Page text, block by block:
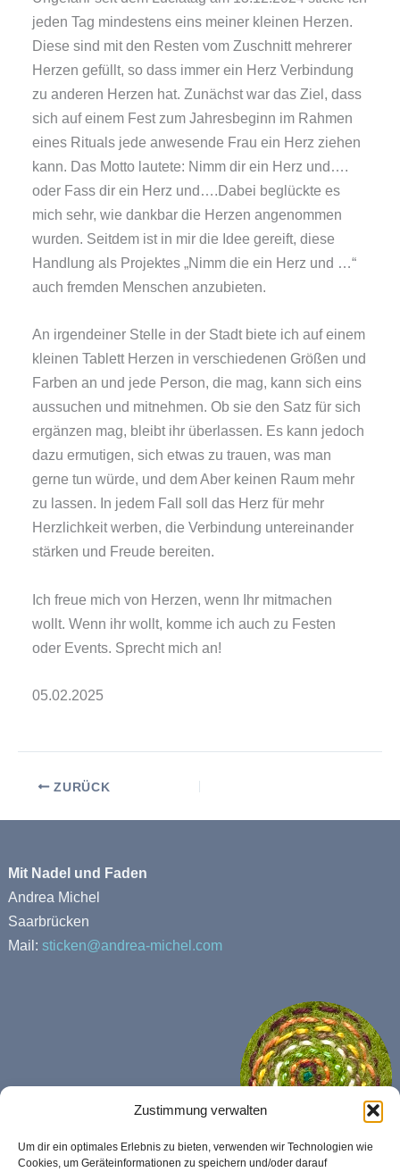
Zustimmung verwalten
Um dir ein optimales Erlebnis zu bieten, verwenden wir Technologien wie
Cookies, um Geräteinformationen zu speichern und/oder darauf
jeden Tag mindestens eins meiner kleinen Herzen.
Diese sind mit den Resten vom Zuschnitt mehrerer
Herzen gefüllt, so dass immer ein Herz Verbindung
zu anderen Herzen hat. Zunächst war das Ziel, dass
sich auf einem Fest zum Jahresbeginn im Rahmen
eines Rituals jede anwesende Frau ein Herz ziehen
kann. Das Motto lautete: Nimm dir ein Herz und….
oder Fass dir ein Herz und….Dabei beglückte es
mich sehr, wie dankbar die Herzen angenommen
wurden. Seitdem ist in mir die Idee gereift, diese
Handlung als Projektes „Nimm die ein Herz und …“
auch fremden Menschen anzubieten.
An irgendeiner Stelle in der Stadt biete ich auf einem
kleinen Tablett Herzen in verschiedenen Größen und
Farben an und jede Person, die mag, kann sich eins
aussuchen und mitnehmen. Ob sie den Satz für sich
ergänzen mag, bleibt ihr überlassen. Es kann jedoch
dazu ermutigen, sich etwas zu trauen, was man
gerne tun würde, und dem Aber keinen Raum mehr
zu lassen. In jedem Fall soll das Herz für mehr
Herzlichkeit werben, die Verbindung untereinander
stärken und Freude bereiten.
Ich freue mich von Herzen, wenn Ihr mitmachen
wollt. Wenn ihr wollt, komme ich auch zu Festen
oder Events. Sprecht mich an!
05.02.2025
ZURÜCK
Mit Nadel und Faden
Andrea Michel
Saarbrücken
Mail: sticken@andrea-michel.com